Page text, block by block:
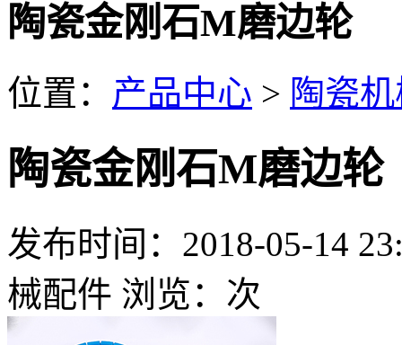
陶瓷金刚石M磨边轮
位置： 产品中心 > 陶瓷
陶瓷金刚石M磨边轮
发布时间：2018-05-14
械配件 浏览： 次